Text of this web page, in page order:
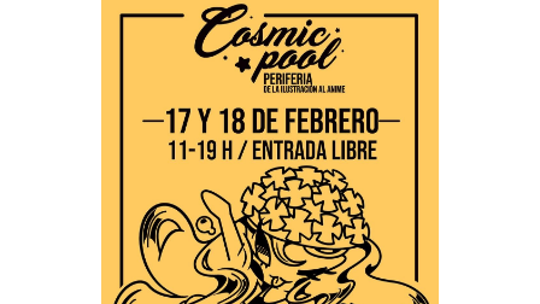
Estaciones
Noticias
Contacto